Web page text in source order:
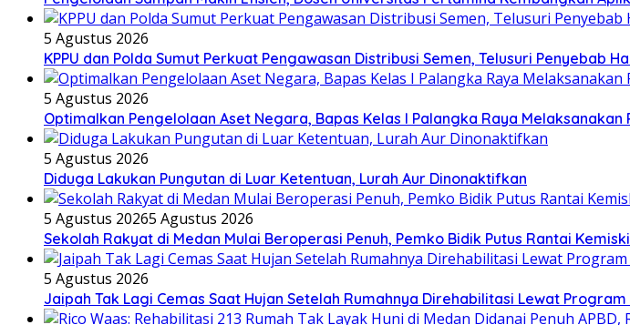
5 Agustus 2026
KPPU dan Polda Sumut Perkuat Pengawasan Distribusi Semen, Telusuri Penyebab
5 Agustus 2026
Optimalkan Pengelolaan Aset Negara, Bapas Kelas I Palangka Raya Melaksanakan
5 Agustus 2026
Diduga Lakukan Pungutan di Luar Ketentuan, Lurah Aur Dinonaktifkan
5 Agustus 20265 Agustus 2026
Sekolah Rakyat di Medan Mulai Beroperasi Penuh, Pemko Bidik Putus Rantai
5 Agustus 2026
Jaipah Tak Lagi Cemas Saat Hujan Setelah Rumahnya Direhabilitasi Lewat Program